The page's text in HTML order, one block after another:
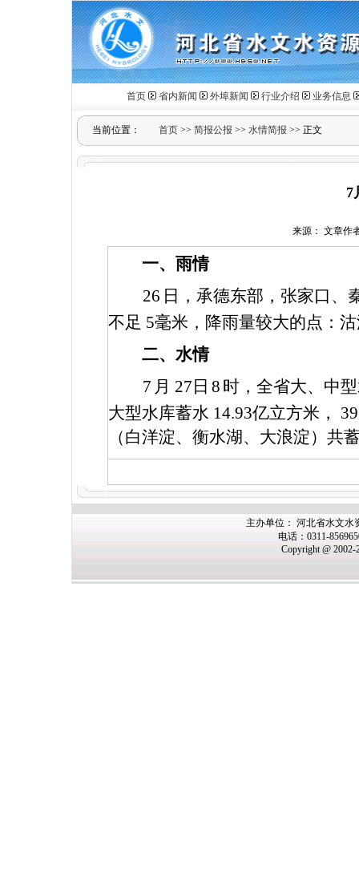
首页 省内新闻 外埠新闻 行业介绍 业务信息
当前位置： 首页 >> 简报公报 >> 水情简报 >> 正文
7
来源： 文章作
一、雨情
26 日，承德东部，张家口、
不足 5毫米，降雨量较大的点：
二、水情
7 月 27 日 8 时，全省大、中
大型水库蓄水 14.93亿立方米， 39
（白洋淀、衡水湖、大浪淀）共
主办单位： 河北省水文水
电话：0311-
Copyright @ 2002-